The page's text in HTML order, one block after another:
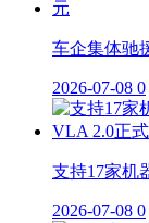
车企集体驰
2026-07-08 0
支持17家机
2026-07-08 0